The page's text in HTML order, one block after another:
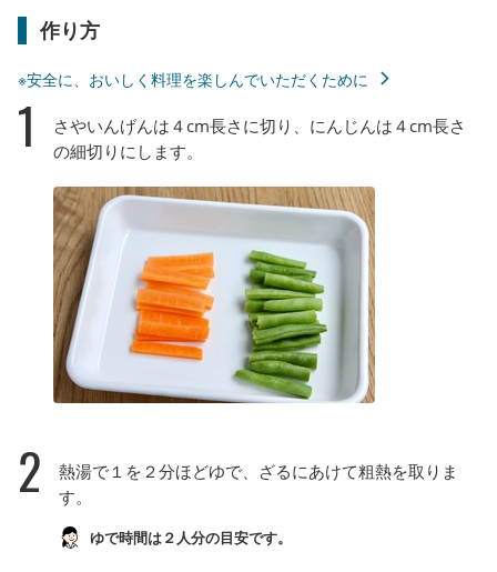
作り方
※安全に、おいしく料理を楽しんでいただくために
1
さやいんげんは４cm長さに切り、にんじんは４cm長さ
の細切りにします。
2
熱湯で１を２分ほどゆで、ざるにあけて粗熱を取りま
す。
ゆで時間は２人分の目安です。